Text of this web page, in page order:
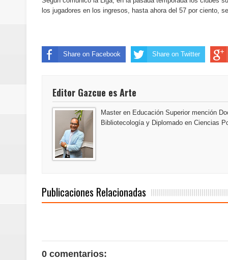
del mapa del hambre
Banreservas inaugura oficina en
Antisoborno certificado
Humano Seguros transforma la
la batuta del maestro José
los jugadores en los ingresos, hasta ahora del 57 por ciento,
Share on Facebook Share on Twitter
Editor Gazcue es Arte
Master en Educación Superior mención
Bibliotecología y Diplomado en Ciencias
Publicaciones Relacionadas
0 comentarios: